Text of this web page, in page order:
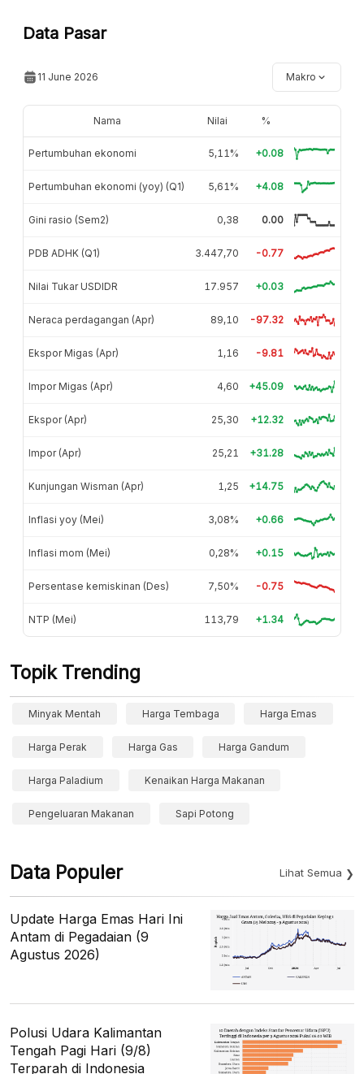
Data Pasar
11 June 2026 Makro
Nama Nilai %
Pertumbuhan ekonomi 5,11% +0.08
Pertumbuhan ekonomi (yoy) (Q1) 5,61% +4.08
Gini rasio (Sem2) 0,38 0.00
PDB ADHK (Q1) 3.447,70 -0.77
Nilai Tukar USDIDR 17.957 +0.03
Neraca perdagangan (Apr) 89,10 -97.32
Ekspor Migas (Apr) 1,16 -9.81
Impor Migas (Apr) 4,60 +45.09
Ekspor (Apr) 25,30 +12.32
Impor (Apr) 25,21 +31.28
Kunjungan Wisman (Apr) 1,25 +14.75
Inflasi yoy (Mei) 3,08% +0.66
Inflasi mom (Mei) 0,28% +0.15
Persentase kemiskinan (Des) 7,50% -0.75
NTP (Mei) 113,79 +1.34
Topik Trending
Minyak Mentah Harga Tembaga Harga Emas
Harga Perak Harga Gas Harga Gandum
Harga Paladium Kenaikan Harga Makanan
Pengeluaran Makanan Sapi Potong
Data Populer Lihat Semua
Update Harga Emas Hari Ini
Antam di Pegadaian (9
Agustus 2026)
Polusi Udara Kalimantan
Tengah Pagi Hari (9/8)
Terparah di Indonesia